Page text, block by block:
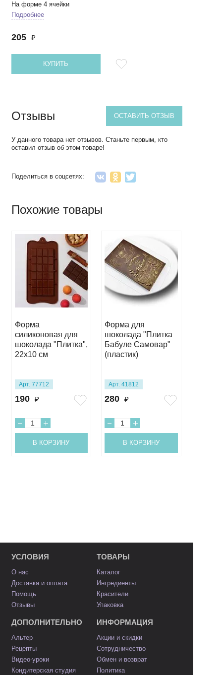
На форме 4 ячейки
Подробнее
205 ₽
КУПИТЬ
Отзывы ОСТАВИТЬ ОТЗЫВ
У данного товара нет отзывов. Станьте первым, кто
оставил отзыв об этом товаре!
Поделиться в соцсетях:
Похожие товары
Форма
силиконовая для
шоколада "Плитка",
22х10 см
Арт. 77712
190 ₽
В КОРЗИНУ
Форма для
шоколада "Плитка
Бабуле Самовар"
(пластик)
Арт. 41812
280 ₽
В КОРЗИНУ
УСЛОВИЯ
О нас
Доставка и оплата
Помощь
Отзывы
ТОВАРЫ
Каталог
Ингредиенты
Красители
Упаковка
ДОПОЛНИТЕЛЬНО
Альтер
Рецепты
Видео-уроки
Кондитерская студия
ИНФОРМАЦИЯ
Акции и скидки
Сотрудничество
Обмен и возврат
Политика